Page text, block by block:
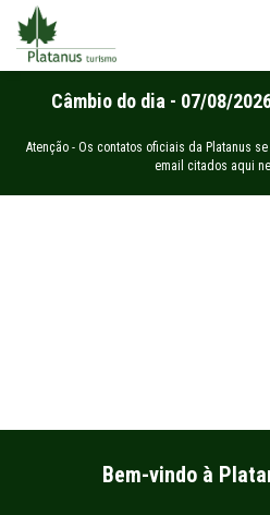
Câmbio do dia - 07/08/
Atenção - Os contatos oficiais da Platanus
email citados aqui
Bem-vindo à